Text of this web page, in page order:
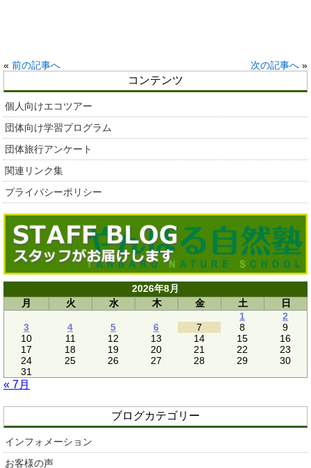
« 前の記事へ 次の記事へ »
コンテンツ
個人向けエコツアー
団体向け学習プログラム
団体旅行アンケート
関連リンク集
プライバシーポリシー
2026年8月
月
火 水 木 金 土
日
1
2
3
4 5 6 7 8
9
10
11 12 13 14 15
16
17
18 19 20 21 22
23
24
25 26 27 28 29
30
31
« 7月
ブログカテゴリー
インフォメーション
お客様の声